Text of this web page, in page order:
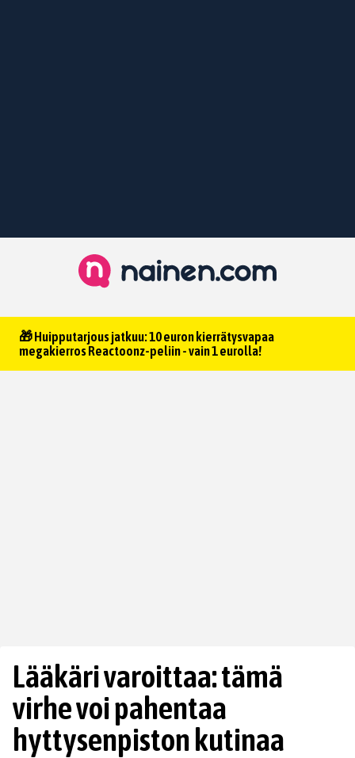
🎁 Huipputarjous jatkuu: 10 euron kierrätysvapaa
megakierros Reactoonz-peliin - vain 1 eurolla!
Lääkäri varoittaa: tämä
virhe voi pahentaa
hyttysenpiston kutinaa